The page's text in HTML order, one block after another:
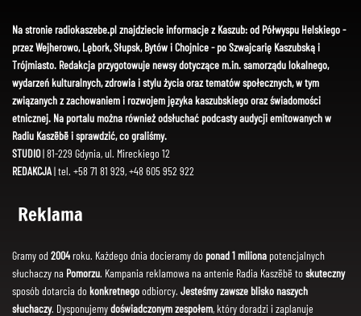
Na stronie radiokaszebe.pl znajdziecie informacje z Kaszub: od Półwyspu Helskiego -
przez Wejherowo, Lębork, Słupsk, Bytów i Chojnice - po Szwajcarię Kaszubską i
Trójmiasto. Redakcja przygotowuje newsy dotyczące m.in. samorządu lokalnego,
wydarzeń kulturalnych, zdrowia i stylu życia oraz tematów społecznych, w tym
związanych z zachowaniem i rozwojem języka kaszubskiego oraz świadomości
etnicznej. Na portalu można również odsłuchać podcasty audycji emitowanych w
Radiu Kaszëbë i sprawdzić, co graliśmy.
STUDIO| 81-229 Gdynia, ul. Mireckiego 12
REDAKCJA| tel. +58 71 81 929, +48 605 952 922
Reklama
Gramy od 2004roku. Każdego dnia docieramy do ponad 1 miliona potencjalnych
słuchaczy na Pomorzu. Kampania reklamowa na antenie Radia Kaszëbë toskuteczny
sposób dotarcia dokonkretnegoodbiorcy. Jesteśmy zawsze blisko naszych
słuchaczy. Dysponujemydoświadczonym zespołem, który doradzi i zaplanuje